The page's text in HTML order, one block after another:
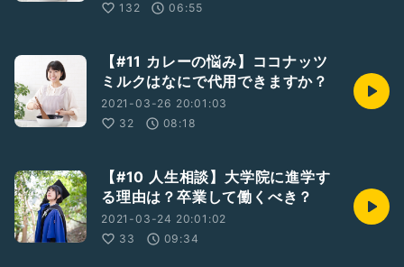
132
06:55
【#11 カレーの悩み】ココナッツ
ミルクはなにで代用できますか？
2021-03-26 20:01:03
32
08:18
【#10 人生相談】大学院に進学す
る理由は？卒業して働くべき？
2021-03-24 20:01:02
33
09:34